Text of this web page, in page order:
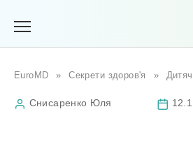
EuroMD » Секрети здоров'я »
Снисаренко Юля